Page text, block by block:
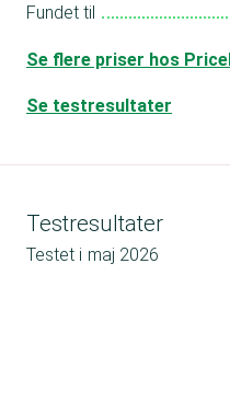
Fundet til
Se flere priser hos
Se testresultater
Testresultater
Testet i maj 2026